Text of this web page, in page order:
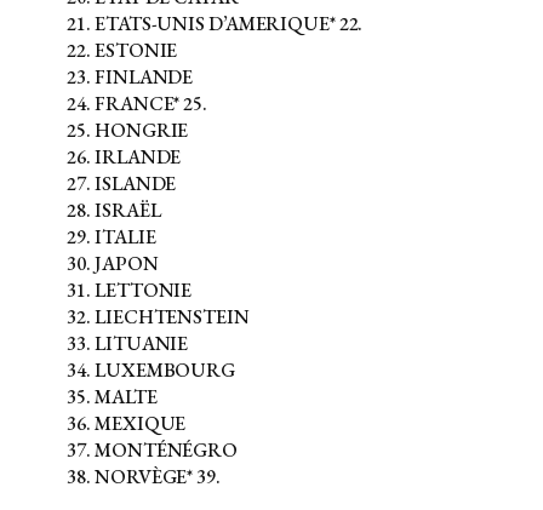
ETATS-UNIS D’AMERIQUE* 22.
ESTONIE
FINLANDE
FRANCE* 25.
HONGRIE
IRLANDE
ISLANDE
ISRAËL
ITALIE
JAPON
LETTONIE
LIECHTENSTEIN
LITUANIE
LUXEMBOURG
MALTE
MEXIQUE
MONTÉNÉGRO
NORVÈGE* 39.